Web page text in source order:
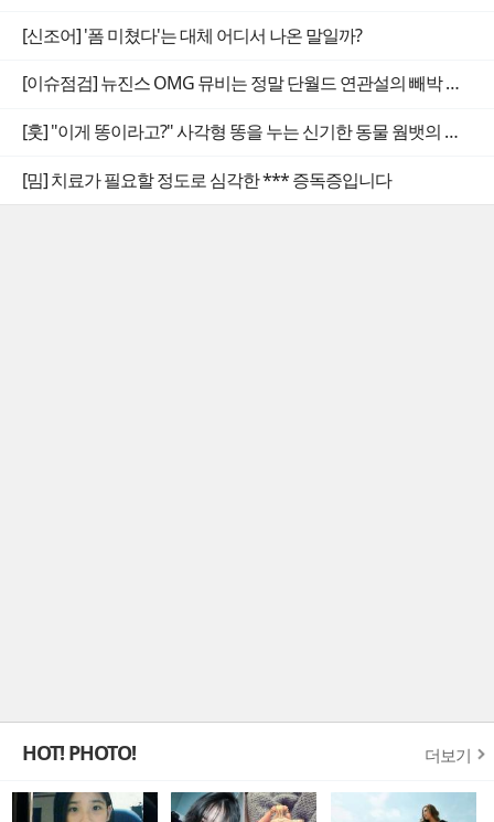
[신조어] '폼 미쳤다'는 대체 어디서 나온 말일까?
[이슈점검] 뉴진스 OMG 뮤비는 정말 단월드 연관설의 빼박 증거일까
[훗] "이게 똥이라고?" 사각형 똥을 누는 신기한 동물 웜뱃의 비밀
[밈] 치료가 필요할 정도로 심각한 *** 증독증입니다
HOT! PHOTO! 더보기